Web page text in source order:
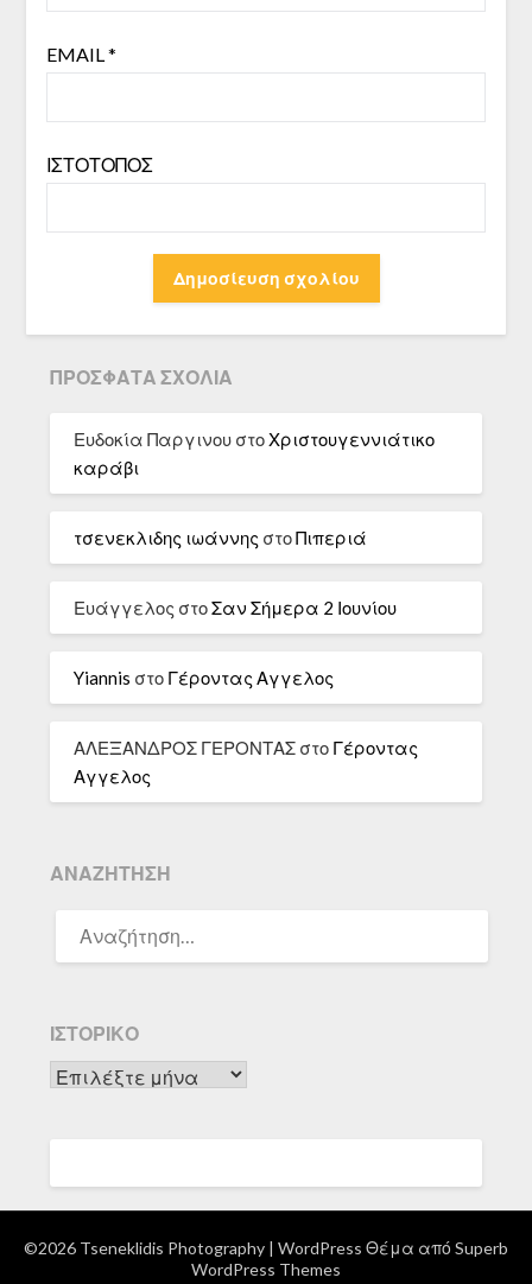
EMAIL*
ΙΣΤΌΤΟΠΟΣ
ΠΡΌΣΦΑΤΑ ΣΧΌΛΙΑ
Ευδοκία Παργινου στοΧριστουγεννιάτικο
καράβι
τσενεκλιδης ιωάννης στοΠιπεριά
Ευάγγελος στοΣαν Σήμερα 2 Ιουνίου
Yiannis στο Γέροντας Αγγελος
ΑΛΕΞΑΝΔΡΟΣ ΓΕΡΟΝΤΑΣ στο Γέροντας
Αγγελος
ΑΝΑΖΉΤΗΣΗ
ΓΙΑ:
ΙΣΤΟΡΙΚΌ
Ιστορικό
©2026 Tseneklidis Photography | WordPress Θέμα από Superb
WordPress Themes